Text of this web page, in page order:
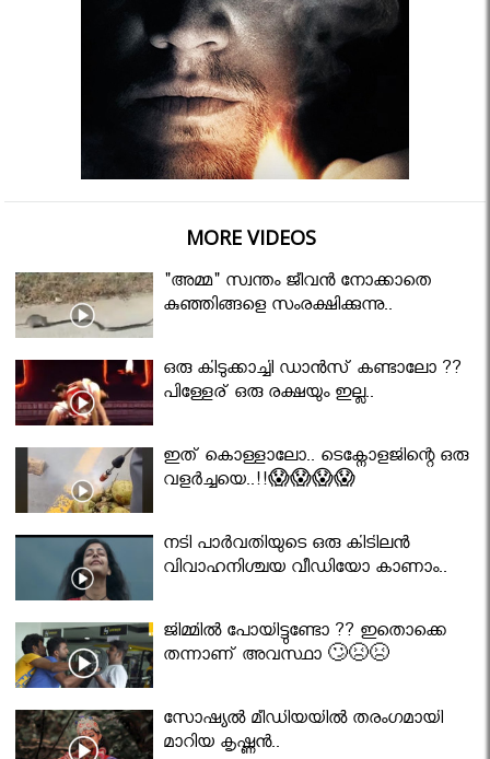
MORE VIDEOS
"അമ്മ" സ്വന്തം ജീവൻ നോക്കാതെ
കുഞ്ഞിങ്ങളെ സംരക്ഷിക്കുന്നു..
ഒരു കിടുക്കാച്ചി ഡാൻസ് കണ്ടാലോ ??
പിള്ളേര് ഒരു രക്ഷയും ഇല്ല..
ഇത് കൊള്ളാലോ.. ടെക്നോളജിന്റെ ഒരു
വളർച്ചയെ..!!😱😱😱😱
നടി പാർവതിയുടെ ഒരു കിടിലൻ
വിവാഹനിശ്ചയ വീഡിയോ കാണാം..
ജിമ്മിൽ പോയിട്ടുണ്ടോ ?? ഇതൊക്കെ
തന്നാണ് അവസ്ഥാ 🙄😣😣
സോഷ്യൽ മീഡിയയിൽ തരംഗമായി
മാറിയ കൃഷ്ണൻ..